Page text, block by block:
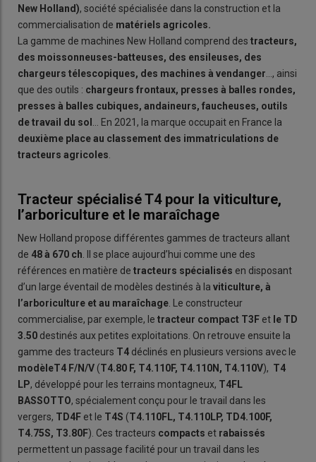
New Holland), société spécialisée dans la construction et la
commercialisation de matériels agricoles.
La gamme de machines New Holland comprend des tracteurs,
des moissonneuses-batteuses, des ensileuses, des
chargeurs télescopiques, des machines à vendanger …, ainsi
que des outils : chargeurs frontaux, presses à balles rondes,
presses à balles cubiques, andaineurs, faucheuses, outils
de travail du sol
… En 2021, la marque occupait en France la
deuxième place au classement des immatriculations de
tracteurs agricoles
Tracteur spécialisé T4 pour la viticulture,
l’arboriculture et le maraîchage
New Holland propose différentes gammes de tracteurs allant
de 48 à 670 ch. Il se place aujourd’hui comme une des
références en matière de tracteurs spécialisés en disposant
d’un large éventail de modèles destinés à la viticulture, à
l’arboriculture et au maraîchage. Le constructeur
commercialise, par exemple, le tracteur compact T3F et le TD
3.50 destinés aux petites exploitations. On retrouve ensuite la
gamme des tracteurs T4 déclinés en plusieurs versions avec le
modèleT4 F/N/V (T4.80 F, T4.110F, T4.110N, T4.110V), T4
LP, développé pour les terrains montagneux, T4FL
BASSOTTO, spécialement conçu pour le travail dans les
vergers, TD4F et le T4S (T4.110FL, T4.110LP, TD4.100F,
T4.75S, T3.80F). Ces tracteurs compacts et rabaissés
permettent un passage facilité pour un travail dans les